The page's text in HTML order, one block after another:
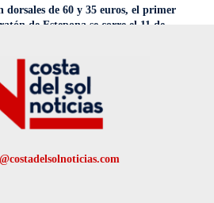
dorsales de 60 y 35 euros, el primer
de Estepona se corre el 11 de